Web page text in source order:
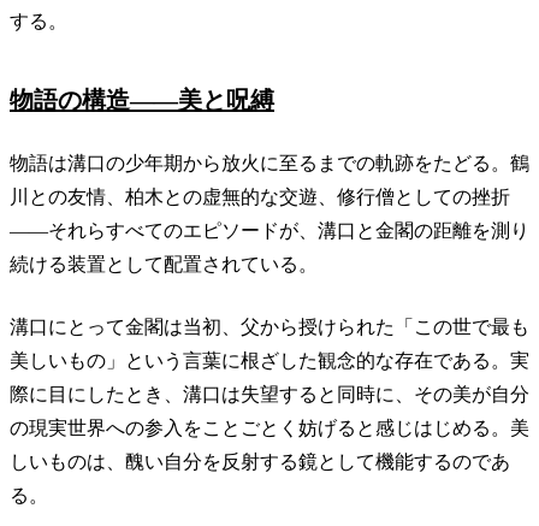
する。
物語の構造——美と呪縛
物語は溝口の少年期から放火に至るまでの軌跡をたどる。鶴
川との友情、柏木との虚無的な交遊、修行僧としての挫折
——それらすべてのエピソードが、溝口と金閣の距離を測り
続ける装置として配置されている。
溝口にとって金閣は当初、父から授けられた「この世で最も
美しいもの」という言葉に根ざした観念的な存在である。実
際に目にしたとき、溝口は失望すると同時に、その美が自分
の現実世界への参入をことごとく妨げると感じはじめる。美
しいものは、醜い自分を反射する鏡として機能するのであ
る。